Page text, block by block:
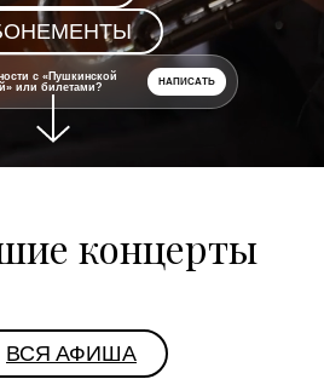
с «Пушкинской
или билетами?
НАПИСАТЬ
концерты
ВСЯ АФИША